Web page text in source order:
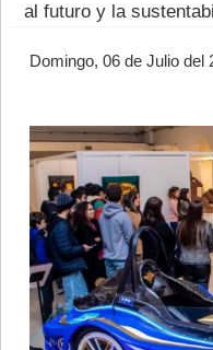
©2007/2026
al futuro y la
Domingo, 06 de Julio del